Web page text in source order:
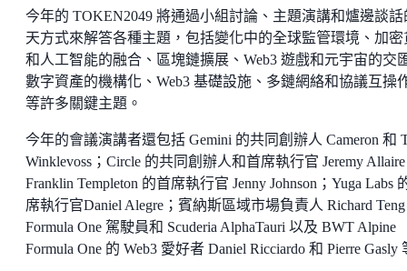
今年的 TOKEN2049 將通過小組討論、主題演講和爐邊談話
天方式來解答各種主題，包括變化中的全球監管環境、加密
和人工智能的融合、區塊鏈擴展、Web3 遊戲和元宇宙的交
數字資產的機構化、Web3 基礎設施、多鏈網絡和協議互操
等許多關鍵主題。
今年的會議演講者還包括 Gemini 的共同創辦人 Cameron 和
Winklevoss；Circle 的共同創辦人和首席執行官 Jeremy
Franklin Templeton 的首席執行官 Jenny Johnson；Yuga Labs
席執行官Daniel Alegre；賓納斯區域市場負責人 Richard
Formula One 駕駛員和 Scuderia AlphaTauri 以及 BWT Alpine
Formula One 的 Web3 愛好者 Daniel Ricciardo 和 Pierre Gasly